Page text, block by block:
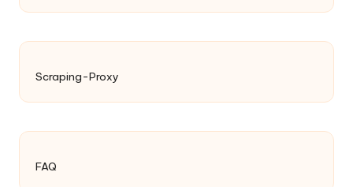
Scraping-Proxy
FAQ